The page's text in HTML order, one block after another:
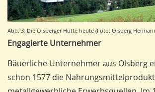
Abb. 3: Die Olsberger Hütte heute (Foto: Olsberg
Engagierte Unternehmer
Bäuerliche Unternehmer aus Olsberg
schon 1577 die